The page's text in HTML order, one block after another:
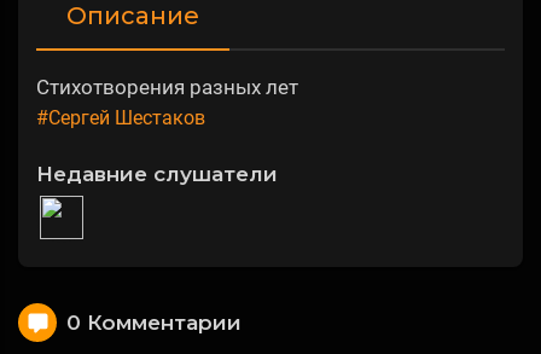
Описание
Стихотворения разных лет
#Сергей Шестаков
Недавние слушатели
0 Комментарии